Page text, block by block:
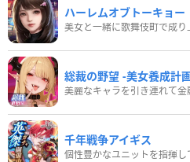
ハーレムオブトーキョー
美女と一緒に歌舞伎町で成り
総裁の野望 -美女養成計
美麗なキャラを引き連れて金
千年戦争アイギス
個性豊かなユニットを指揮し